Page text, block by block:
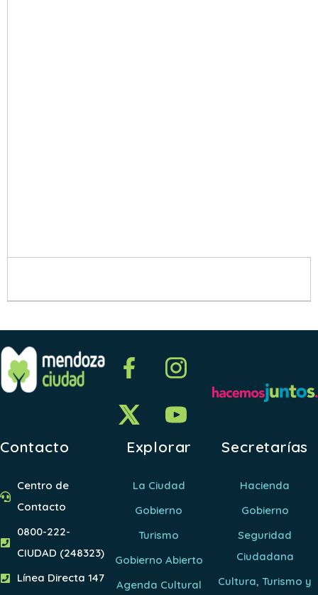
Contacto
Centro de
Contacto
0800-222-
CIUDAD (248323)
Línea Directa 147
Explorar
La Ciudad
Gobierno
Turismo
Gobierno Abierto
Agenda Cultural
Secretarías
Hacienda
Gobierno
Seguridad
Ciudadana
Cultura, Turismo y